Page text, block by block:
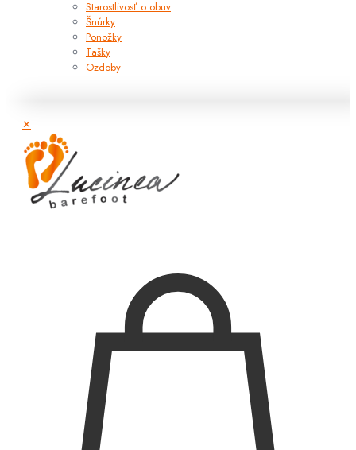
Starostlivosť o obuv
Šnúrky
Ponožky
Tašky
Ozdoby
✕